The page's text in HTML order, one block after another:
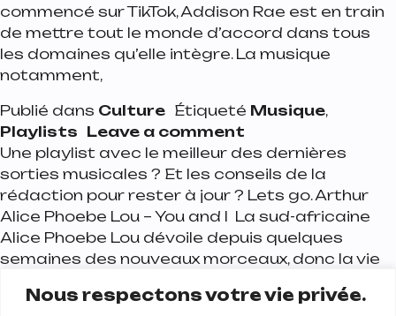
Nous respectons votre vie privée.
commencé sur TikTok, Addison Rae est en train
de mettre tout le monde d’accord dans tous
les domaines qu’elle intègre. La musique
notamment,
Publié dans Culture Étiqueté Musique,
Playlists Leave a comment
Une playlist avec le meilleur des dernières
sorties musicales ? Et les conseils de la
rédaction pour rester à jour ? Lets go. Arthur
Alice Phoebe Lou – You and I La sud-africaine
Alice Phoebe Lou dévoile depuis quelques
semaines des nouveaux morceaux, donc la vie
toujours entre le